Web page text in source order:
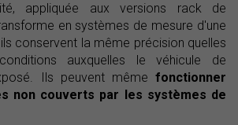
appliquée aux versions rack de
en systèmes de mesure d'une
conservent la même précision quelles
auxquelles le véhicule de
Ils peuvent même fonctionner
non couverts par les systèmes de